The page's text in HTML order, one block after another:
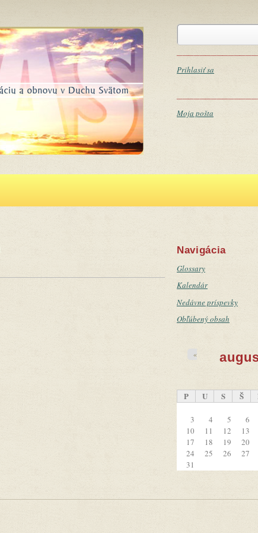
Vyhľadávanie
Prihlasiť sa
Moja pošta
Navigácia
Glossary
Kalendár
Nedávne príspevky
Obľúbený obsah
«
P U S Š
3
4 5 6
10
11 12 13
17
18 19 20
24
25 26 27
31